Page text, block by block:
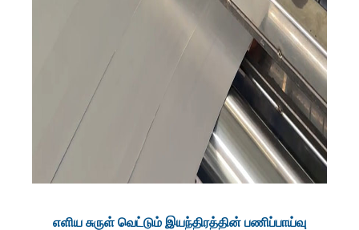
எளிய சுருள் வெட்டும் இயந்திரத்தின் பணிப்பாய்வு